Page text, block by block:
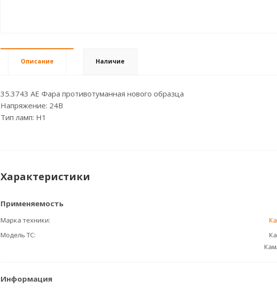
Описание Наличие
35.3743 AE Фара противотуманная нового образца
Напряжение: 24В
Тип ламп: H1
Характеристики
Применяемость
Марка техники
Модель ТС
Информация